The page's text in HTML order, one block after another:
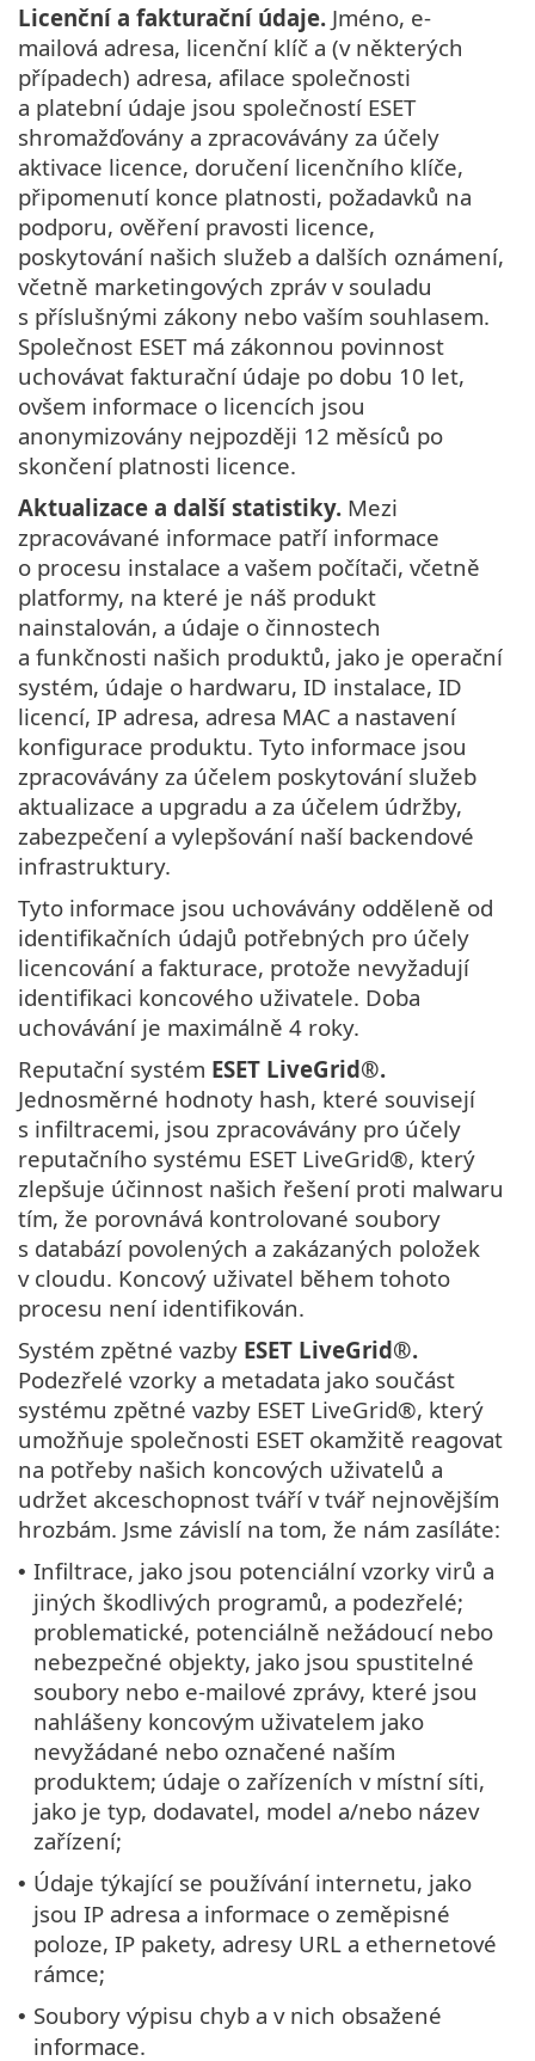
Licenční a fakturační údaje. Jméno, e-
mailová adresa, licenční klíč a (v některých
případech) adresa, afilace společnosti
a platební údaje jsou společností ESET
shromažďovány a zpracovávány za účely
aktivace licence, doručení licenčního klíče,
připomenutí konce platnosti, požadavků na
podporu, ověření pravosti licence,
poskytování našich služeb a dalších oznámení,
včetně marketingových zpráv v souladu
s příslušnými zákony nebo vaším souhlasem.
Společnost ESET má zákonnou povinnost
uchovávat fakturační údaje po dobu 10 let,
ovšem informace o licencích jsou
anonymizovány nejpozději 12 měsíců po
skončení platnosti licence.
Aktualizace a další statistiky. Mezi
zpracovávané informace patří informace
o procesu instalace a vašem počítači, včetně
platformy, na které je náš produkt
nainstalován, a údaje o činnostech
a funkčnosti našich produktů, jako je operační
systém, údaje o hardwaru, ID instalace, ID
licencí, IP adresa, adresa MAC a nastavení
konfigurace produktu. Tyto informace jsou
zpracovávány za účelem poskytování služeb
aktualizace a upgradu a za účelem údržby,
zabezpečení a vylepšování naší backendové
infrastruktury.
Tyto informace jsou uchovávány odděleně od
identifikačních údajů potřebných pro účely
licencování a fakturace, protože nevyžadují
identifikaci koncového uživatele. Doba
uchovávání je maximálně 4 roky.
Reputační systém ESET LiveGrid®.
Jednosměrné hodnoty hash, které souvisejí
s infiltracemi, jsou zpracovávány pro účely
reputačního systému ESET LiveGrid®, který
zlepšuje účinnost našich řešení proti malwaru
tím, že porovnává kontrolované soubory
s databází povolených a zakázaných položek
v cloudu. Koncový uživatel během tohoto
procesu není identifikován.
Systém zpětné vazby ESET LiveGrid®.
Podezřelé vzorky a metadata jako součást
systému zpětné vazby ESET LiveGrid®, který
umožňuje společnosti ESET okamžitě reagovat
na potřeby našich koncových uživatelů a
udržet akceschopnost tváří v tvář nejnovějším
hrozbám. Jsme závislí na tom, že nám zasíláte:
• Infiltrace, jako jsou potenciální vzorky virů a
jiných škodlivých programů, a podezřelé;
problematické, potenciálně nežádoucí nebo
nebezpečné objekty, jako jsou spustitelné
soubory nebo e-mailové zprávy, které jsou
nahlášeny koncovým uživatelem jako
nevyžádané nebo označené naším
produktem; údaje o zařízeních v místní síti,
jako je typ, dodavatel, model a/nebo název
zařízení;
• Údaje týkající se používání internetu, jako
jsou IP adresa a informace o zeměpisné
poloze, IP pakety, adresy URL a ethernetové
rámce;
• Soubory výpisu chyb a v nich obsažené
informace.